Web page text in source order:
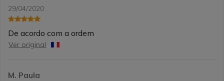
29/04/2020
De acordo com a ordem
Ver original
M. Paula